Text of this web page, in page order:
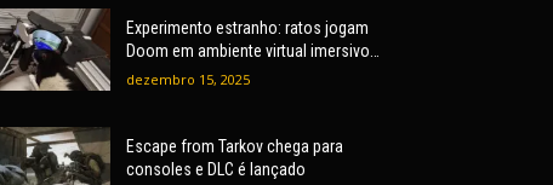
Experimento estranho: ratos jogam
Doom em ambiente virtual imersivo
com mira e tiros
dezembro 15, 2025
Escape from Tarkov chega para
consoles e DLC é lançado